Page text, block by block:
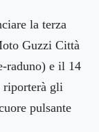
la terza
Guzzi Città
raduno) e il 14
riporterà gli
pulsante